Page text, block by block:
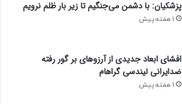
پزشکیان: با دشمن می‌جنگیم تا زیر بار ظلم نرویم
1 هفته پیش
افشای ابعاد جدیدی از آرزوهای بر گور رفته
ضدایرانی لیندسی گراهام
1 هفته پیش